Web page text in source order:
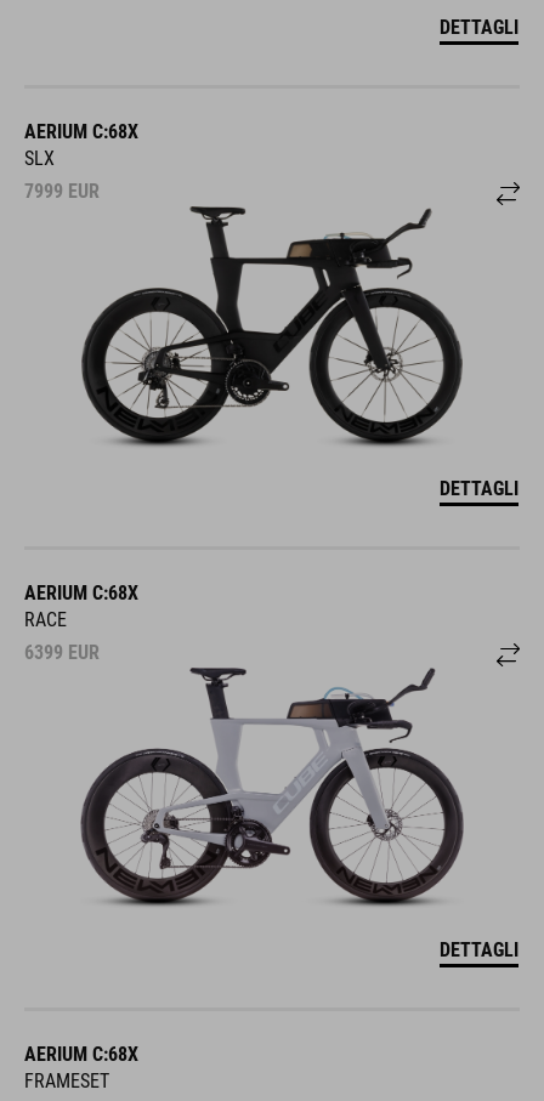
DETTAGLI
AERIUM C:68X
SLX
7999 EUR
DETTAGLI
AERIUM C:68X
RACE
6399 EUR
DETTAGLI
AERIUM C:68X
FRAMESET